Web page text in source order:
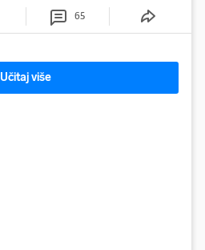
65
Učitaj više